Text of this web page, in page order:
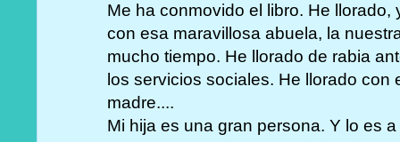
Me ha conmovido el libro. He
con esa maravillosa abuela, la
mucho tiempo. He llorado de rabia
los servicios sociales. He llorado con
madre....
Mi hija es una gran persona. Y lo es